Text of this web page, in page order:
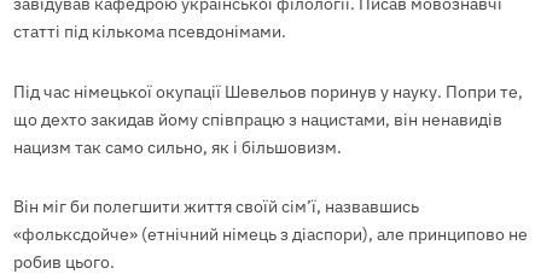
статті під кількома псевдонімами.
Під час німецької окупації Шевельов поринув у науку. Попри те,
що дехто закидав йому співпрацю з нацистами, він ненавидів
нацизм так само сильно, як і більшовизм.
Він міг би полегшити життя своїй сім’ї, назвавшись
«фольксдойче» (етнічний німець з діаспори), але принципово не
робив цього.